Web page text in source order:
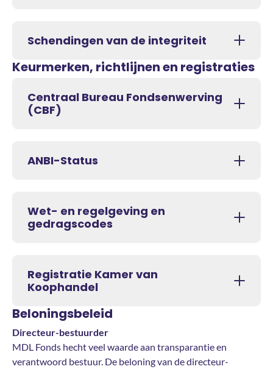
Schendingen van de integriteit
Keurmerken, richtlijnen en registraties
Centraal Bureau Fondsenwerving
(CBF)
ANBI-Status
Wet- en regelgeving en
gedragscodes
Registratie Kamer van
Koophandel
Beloningsbeleid
Directeur-bestuurder
MDL Fonds hecht veel waarde aan transparantie en
verantwoord bestuur. De beloning van de directeur-